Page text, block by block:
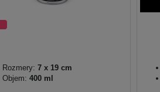
Rozmery: 7 x 19 cm
Objem: 400 ml